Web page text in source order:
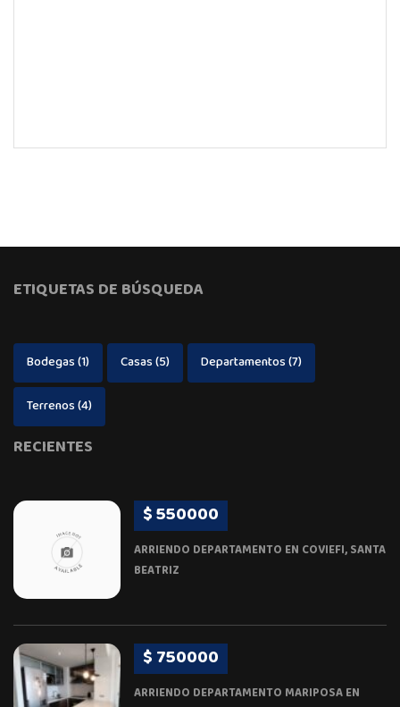
ETIQUETAS DE BÚSQUEDA
Bodegas(1) Casas(5) Departamentos(7)
Terrenos(4)
RECIENTES
$ 550000
ARRIENDO DEPARTAMENTO EN COVIEFI, SANTA
BEATRIZ
$ 750000
ARRIENDO DEPARTAMENTO MARIPOSA EN